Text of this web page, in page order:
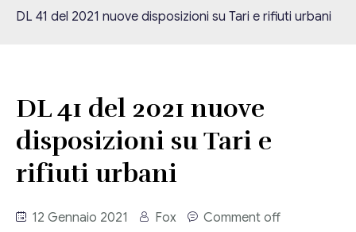
I nostri servizi
Contabilità
Adempimenti Dichiarativi e Fiscali
Contrattualistica Varia
Consulenza Societaria
Circolari Flash
Eventi
Corsi FAD
Video/Tv
Università
DL 41 del 2021 nuove disposizioni su Tari e rifiuti urbani
DL 41 del 2021 nuove
disposizioni su Tari e
rifiuti urbani
12 Gennaio 2021 Fox Comment off